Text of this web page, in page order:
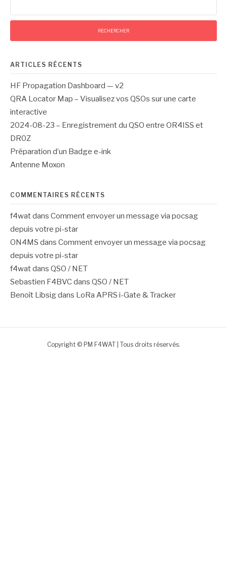
ARTICLES RÉCENTS
HF Propagation Dashboard — v2
QRA Locator Map – Visualisez vos QSOs sur une carte
interactive
2024-08-23 – Enregistrement du QSO entre OR4ISS et
DR0Z
Préparation d’un Badge e-ink
Antenne Moxon
COMMENTAIRES RÉCENTS
f4watdans Comment envoyer un message via pocsag
depuis votre pi-star
ON4MS dans Comment envoyer un message via pocsag
depuis votre pi-star
f4watdans QSO / NET
Sebastien F4BVCdans QSO / NET
Benoît Libsigdans LoRa APRS i-Gate & Tracker
Copyright © PM F4WAT | Tous droits réservés.